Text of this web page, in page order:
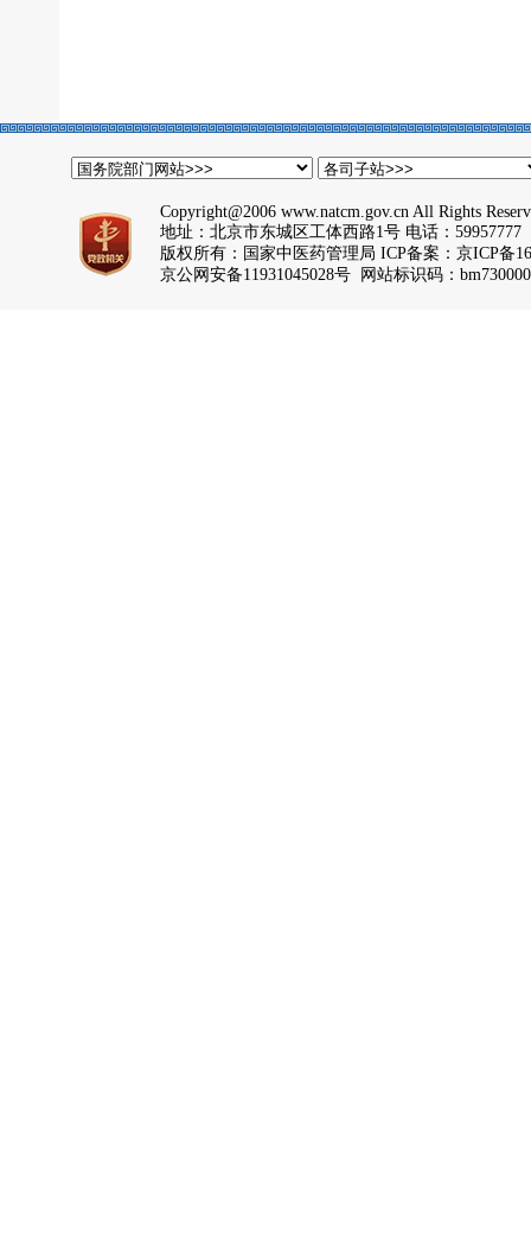
Copyright@2006 www.natcm.gov.cn All Rights
地址：北京市东城区工体西路1号 电话：59957777
版权所有：国家中医药管理局 ICP备案： 京ICP备
京公网安备11931045028号 网站标识码：